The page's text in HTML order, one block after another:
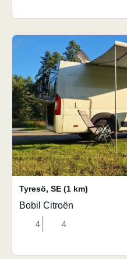
Tyresö, SE (1 km)
Bobil Citroën
4 4